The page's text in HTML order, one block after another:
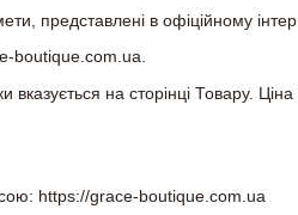
представлені в офіційному
boutique.com.ua.
на сторінці Товару.
https://grace-boutique.com.ua